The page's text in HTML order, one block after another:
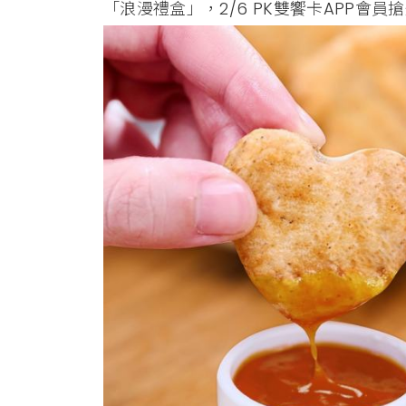
「浪漫禮盒」，2/6 PK雙饗卡APP會員